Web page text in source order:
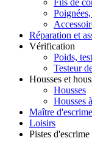
Fils de
Réparation et
Vérification
Poids,
Testeur
Housses et
Housses
Housses
Maître d'escrime
Loisirs
Pistes d'escrime